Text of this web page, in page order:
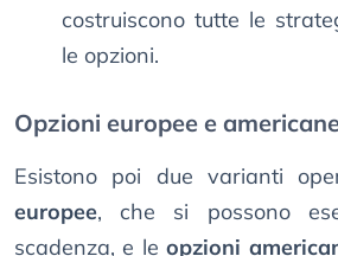
costruiscono tutte le
le opzioni.
Opzioni europee e
Esistono poi due varianti
europee, che si possono
scadenza, e leopzioni